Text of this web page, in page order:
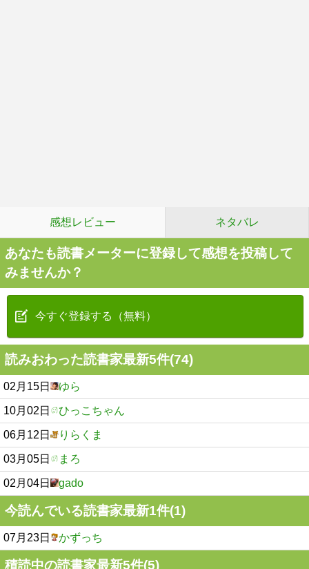
感想レビュー ネタバレ
あなたも読書メーターに登録して感想を投稿して
みませんか？
今すぐ登録する（無料）
読みおわった読書家最新5件(74)
02月15日 ゆら
10月02日 ひっこちゃん
06月12日 りらくま
03月05日 まろ
02月04日 gado
今読んでいる読書家最新1件(1)
07月23日 かずっち
積読中の読書家最新5件(5)